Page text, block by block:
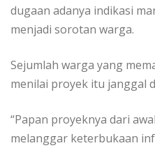
dugaan adanya indikasi
menjadi sorotan warga.
Sejumlah warga yang
menilai proyek itu janggal
“Papan proyeknya dari
melanggar keterbukaan